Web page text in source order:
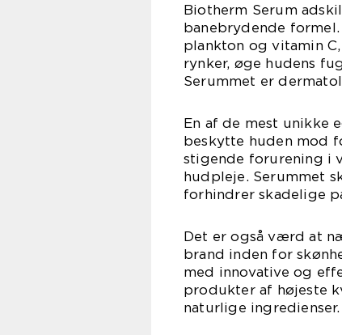
Biotherm Serum
banebrydende
plankton og vitamin
rynker, øge hudens
Serummet er
En af de mest unikke
beskytte huden mod
stigende forurening i
hudpleje. Serummet
forhindrer skadelige
Det er også værd at
brand inden for
med innovative og
produkter af højeste
naturlige ingredienser.